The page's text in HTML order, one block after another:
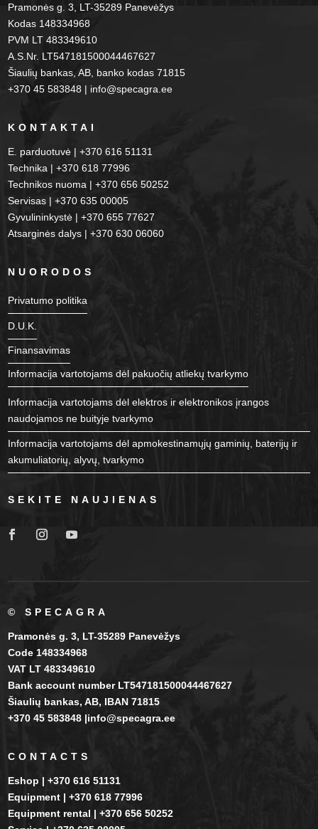
Pramonės g. 3, LT-35289 Panevėžys
Kodas 148334968
PVM LT 483349610
A.S.Nr. LT547181500044467627
Šiaulių bankas, AB, banko kodas 71815
+370 45 583848 | info@specagra.ee
KONTAKTAI
E. parduotuvė | +370 616 51131
Technika | +370 618 77996
Technikos nuoma | +370 656 50252
Servisas | +370 635 00005
Gyvulininkystė | +370 655 77627
Atsarginės dalys | +370 630 06060
NUORODOS
Privatumo politika
D.U.K.
Finansavimas
Informacija vartotojams dėl pakuočių atliekų tvarkymo
Informacija vartotojams dėl elektros ir elektronikos įrangos
naudojamos ne buityje tvarkymo
Informacija vartotojams dėl apmokestinamųjų gaminių, baterijų ir
akumuliatorių, alyvų, tvarkymo
SEKITE NAUJIENAS
© SPECAGRA
Pramonės g. 3, LT-35289 Panevėžys
Code 148334968
VAT LT 483349610
Bank account number LT547181500044467627
Šiaulių bankas, AB, IBAN 71815
+370 45 583848 |info@specagra.ee
CONTACTS
Eshop | +370 616 51131
Equipment | +370 618 77996
Equipment rental | +370 656 50252